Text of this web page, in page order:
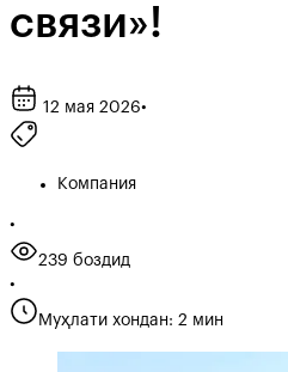
связи»!
12 мая 2026•
Компания
•
239 боздид
•
Муҳлати хондан: 2 мин